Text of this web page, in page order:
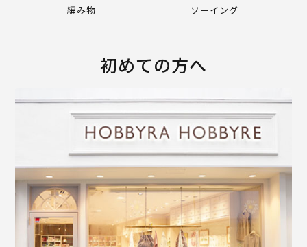
編み物 ソーイング
初めての方へ